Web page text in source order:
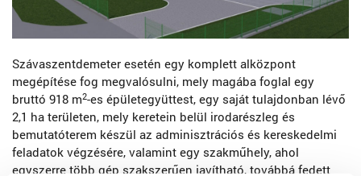
Szávaszentdemeter esetén egy komplett alközpont
megépítése fog megvalósulni, mely magába foglal egy
bruttó 918 m2-es épületegyüttest, egy saját tulajdonban lévő
2,1 ha területen, mely keretein belül irodarészleg és
bemutatóterem készül az adminisztrációs és kereskedelmi
feladatok végzésére, valamint egy szakműhely, ahol
egyszerre több gép szakszerűen javítható, továbbá fedett